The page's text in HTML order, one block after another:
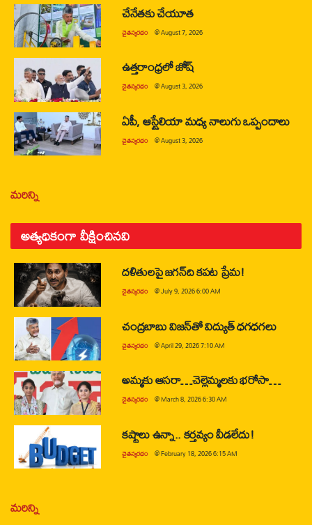
చేనేతకు చేయూత
చైతన్యరధం @August 7, 2026
ఉత్తరాంధ్రలో జోష్
చైతన్యరధం @August 3, 2026
ఏపీ, ఆస్ట్రేలియా మధ్య నాలుగు ఒప్పందాలు
చైతన్యరధం @August 3, 2026
మరిన్ని
అత్యధికంగా వీక్షించినవి
దళితులపై జగన్‌ది కపట ప్రేమ!
చైతన్యరధం @July 9, 2026 6:00 AM
చంద్రబాబు విజన్‌తో విద్యుత్ ధగధగలు
చైతన్యరధం @April 29, 2026 7:10 AM
అమ్మకు ఆసరా…చెల్లెమ్మలకు భరోసా…
చైతన్యరధం @March 8, 2026 6:30 AM
కష్టాలు ఉన్నా.. కర్తవ్యం వీడలేదు!
చైతన్యరధం @February 18, 2026 6:15 AM
మరిన్ని